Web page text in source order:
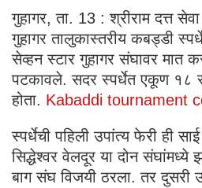
गुहागर, ता. 13 : श्रीराम दत्त
गुहागर तालुकास्तरीय कबड्डी
सेव्हन स्टार गुहागर संघावर मात
पटकावले. सदर स्पर्धेत एकूण १८
होता. Kabaddi tournament
स्पर्धेची पहिली उपांत्य फेरी ही साई
सिद्धेश्वर वेलदूर या दोन संघांमध्ये
बाग संघ विजयी ठरला. तर दुसरी